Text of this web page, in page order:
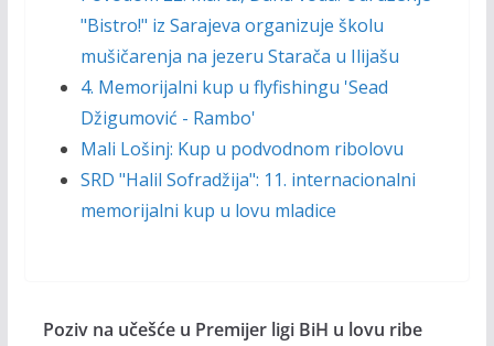
"Bistro!" iz Sarajeva organizuje školu
mušičarenja na jezeru Starača u Ilijašu
4. Memorijalni kup u flyfishingu 'Sead
Džigumović - Rambo'
Mali Lošinj: Kup u podvodnom ribolovu
SRD "Halil Sofradžija": 11. internacionalni
memorijalni kup u lovu mladice
Poziv na učešće u Premijer ligi BiH u lovu ribe